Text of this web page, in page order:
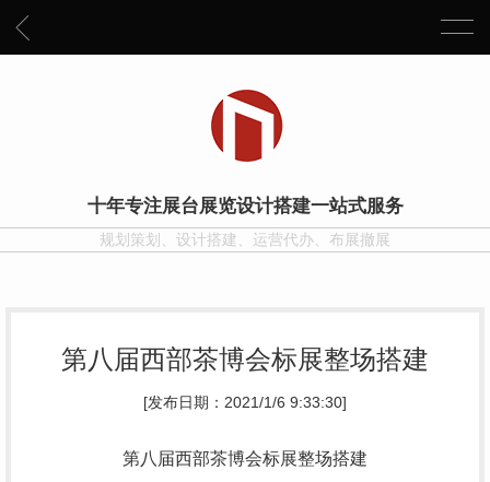
十年专注展台展览设计搭建一站式服务
规划策划、设计搭建、运营代办、布展撤展
第八届西部茶博会标展整场搭建
[发布日期：2021/1/6 9:33:30]
第八届西部茶博会标展整场搭建